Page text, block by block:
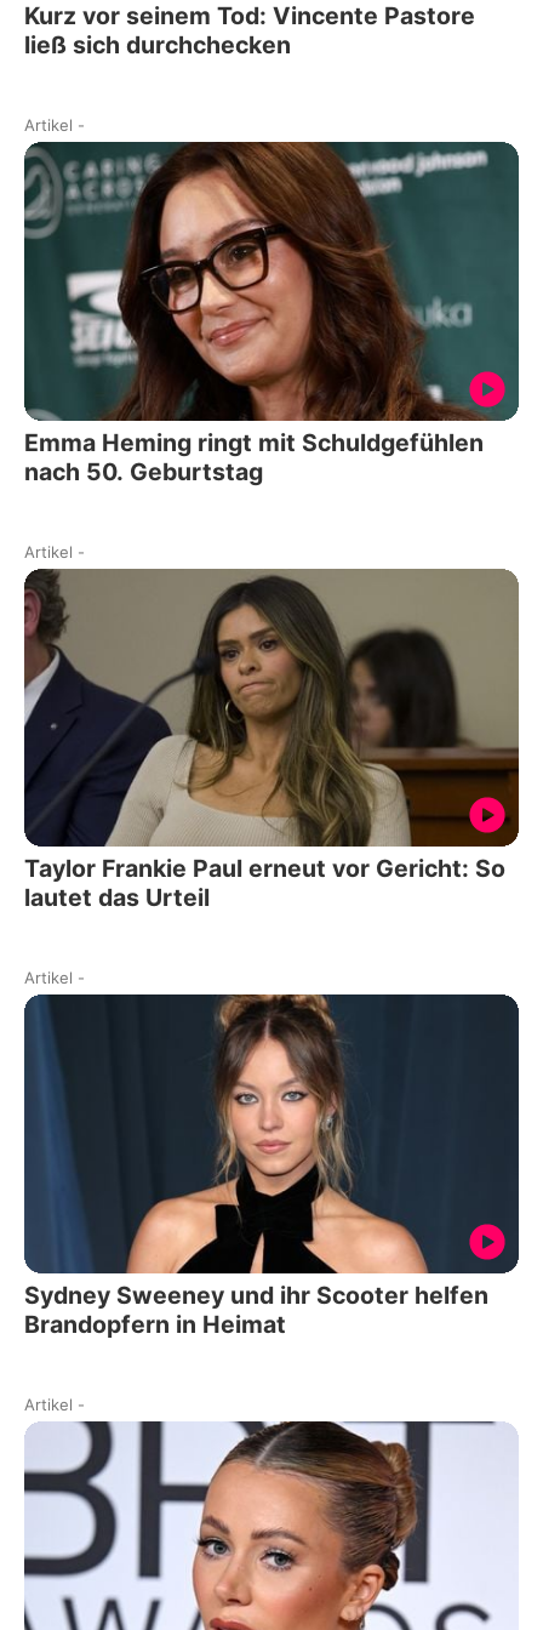
Kurz vor seinem Tod: Vincente Pastore
ließ sich durchchecken
Artikel -
Emma Heming ringt mit Schuldgefühlen
nach 50. Geburtstag
Artikel -
Taylor Frankie Paul erneut vor Gericht: So
lautet das Urteil
Artikel -
Sydney Sweeney und ihr Scooter helfen
Brandopfern in Heimat
Artikel -